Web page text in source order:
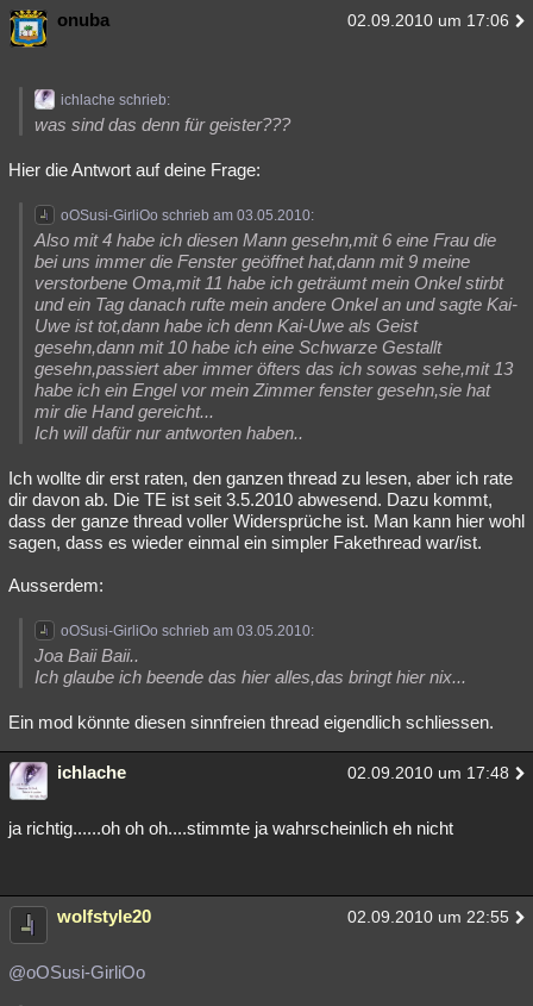
onuba 02.09.2010 um 17:06
ichlache schrieb:
was sind das denn für geister???
Hier die Antwort auf deine Frage:
oOSusi-GirliOo schrieb am 03.05.2010:
Also mit 4 habe ich diesen Mann gesehn,mit 6 eine Frau die
bei uns immer die Fenster geöffnet hat,dann mit 9 meine
verstorbene Oma,mit 11 habe ich geträumt mein Onkel stirbt
und ein Tag danach rufte mein andere Onkel an und sagte Kai-
Uwe ist tot,dann habe ich denn Kai-Uwe als Geist
gesehn,dann mit 10 habe ich eine Schwarze Gestallt
gesehn,passiert aber immer öfters das ich sowas sehe,mit 13
habe ich ein Engel vor mein Zimmer fenster gesehn,sie hat
mir die Hand gereicht...
Ich will dafür nur antworten haben..
Ich wollte dir erst raten, den ganzen thread zu lesen, aber ich rate
dir davon ab. Die TE ist seit 3.5.2010 abwesend. Dazu kommt,
dass der ganze thread voller Widersprüche ist. Man kann hier wohl
sagen, dass es wieder einmal ein simpler Fakethread war/ist.
Ausserdem:
oOSusi-GirliOo schrieb am 03.05.2010:
Joa Baii Baii..
Ich glaube ich beende das hier alles,das bringt hier nix...
Ein mod könnte diesen sinnfreien thread eigendlich schliessen.
ichlache 02.09.2010 um 17:48
ja richtig......oh oh oh....stimmte ja wahrscheinlich eh nicht
wolfstyle20 02.09.2010 um 22:55
@oOSusi-GirliOo